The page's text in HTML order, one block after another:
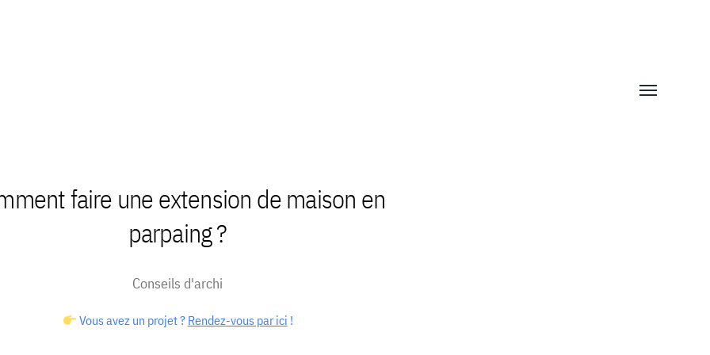
Afficher/
faire une extension de maison en
parpaing ?
Conseils d'archi
Vous avez un projet ? Rendez-vous par ici !